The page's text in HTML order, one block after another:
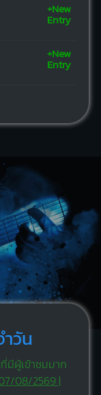
+New
Entry
+New
Entry
วัน
มีผู้เข้าชมมาก
08/2569 |